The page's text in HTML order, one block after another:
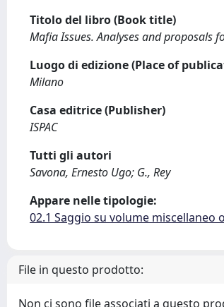
Titolo del libro (Book title)
Mafia Issues. Analyses and proposals
Luogo di edizione (Place of
Milano
Casa editrice (Publisher)
ISPAC
Tutti gli autori
Savona, Ernesto Ugo; G., Rey
Appare nelle tipologie:
02.1 Saggio su volume miscellaneo
File in questo prodotto:
Non ci sono file associati a questo